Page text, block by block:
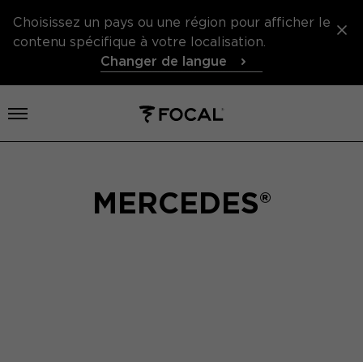
Choisissez un pays ou une région pour afficher le
contenu spécifique à votre localisation.
Changer de langue
Ouvrir le menu
MERCEDES®